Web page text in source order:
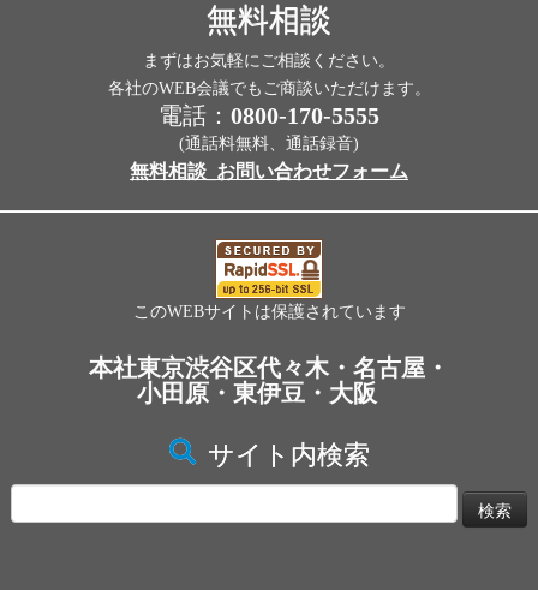
無料相談
まずはお気軽にご相談ください。
各社のWEB会議でもご商談いただけます。
電話： 0800-170-5555
(通話料無料、通話録音)
無料相談_お問い合わせフォーム
このWEBサイトは保護されています
本社東京渋谷区代々木・名古屋・
小田原・東伊豆・大阪
サイト内検索
索: